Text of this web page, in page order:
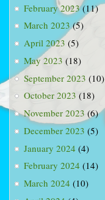
February 2023(11)
March 2023(5)
April 2023 (5)
May 2023 (18)
September 2023 (10)
October 2023 (18)
November 2023 (6)
December 2023 (5)
January 2024 (4)
February 2024 (14)
March 2024 (10)